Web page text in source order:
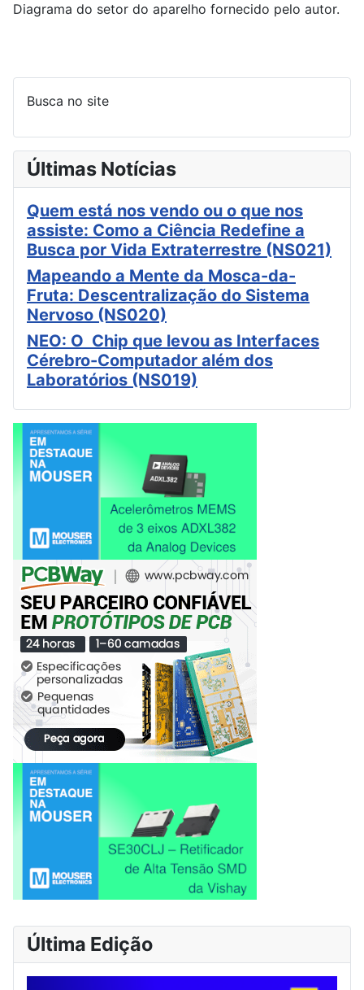
Diagrama do setor do aparelho fornecido pelo autor.
Busca no site
Últimas Notícias
Quem está nos vendo ou o que nos
assiste: Como a Ciência Redefine a
Busca por Vida Extraterrestre (NS021)
Mapeando a Mente da Mosca-da-
Fruta: Descentralização do Sistema
Nervoso (NS020)
NEO: O Chip que levou as Interfaces
Cérebro-Computador além dos
Laboratórios (NS019)
Última Edição